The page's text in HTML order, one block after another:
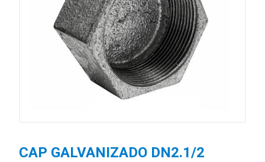
CAP GALVANIZADO DN2.1/2